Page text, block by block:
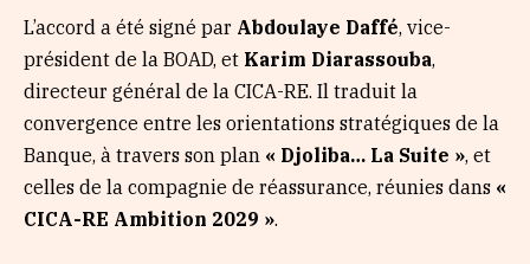
L’accord a été signé par Abdoulaye Daffé, vice-
président de la BOAD, et Karim Diarassouba,
directeur général de la CICA-RE. Il traduit la
convergence entre les orientations stratégiques de la
Banque, à travers son plan « Djoliba… La Suite », et
celles de la compagnie de réassurance, réunies dans «
CICA-RE Ambition 2029 ».